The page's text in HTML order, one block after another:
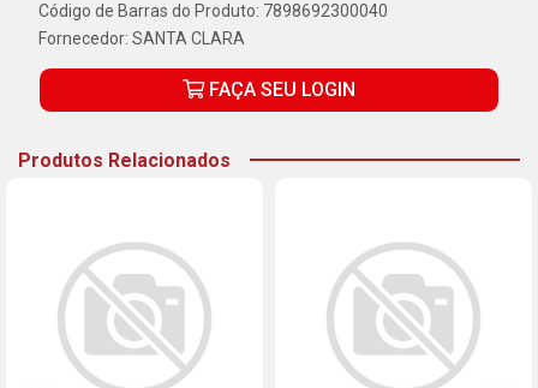
Código de Barras do Produto: 7898692300040
Fornecedor: SANTA CLARA
FAÇA SEU LOGIN
Produtos Relacionados